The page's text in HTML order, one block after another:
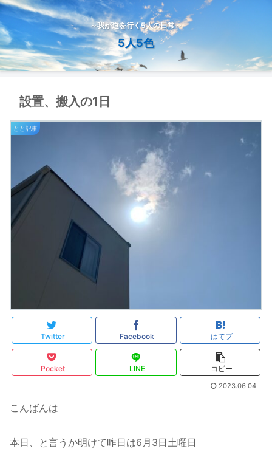
～我が道を行く5人の日常～
5人5色
設置、搬入の1日
とと記事
Twitter Facebook はてブ
Pocket LINE コピー
2023.06.04
こんばんは
本日、と言うか明けて昨日は6月3日土曜日